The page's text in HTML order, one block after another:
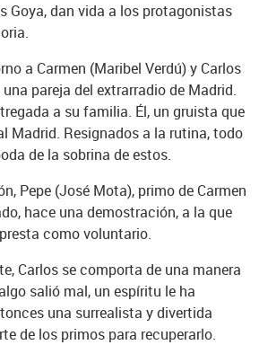
Goya, dan vida a los protagonistas
a Carmen (Maribel Verdú) y Carlos
pareja del extrarradio de Madrid.
a su familia. Él, un gruista que
Madrid. Resignados a la rutina, todo
de la sobrina de estos.
Pepe (José Mota), primo de Carmen
hace una demostración, a la que
como voluntario.
Carlos se comporta de una manera
salió mal, un espíritu le ha
una surrealista y divertida
de los primos para recuperarlo.